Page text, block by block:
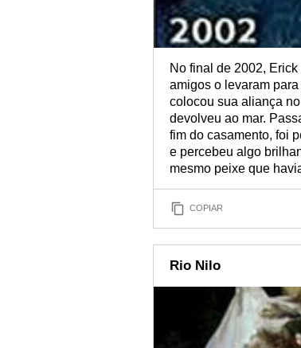
No final de 2002,
amigos o levaram
colocou sua aliança
devolveu ao mar.
fim do casamento, foi
e percebeu algo
mesmo peixe que
COPIAR
Rio Nilo